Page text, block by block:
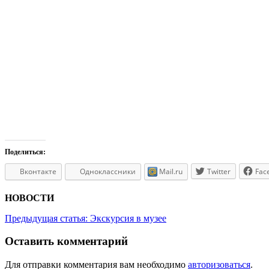
Поделиться:
Вконтакте Одноклассники Mail.ru Twitter
НОВОСТИ
Предыдущая статья: Экскурсия в музее
Оставить комментарий
Для отправки комментария вам необходимо авторизоваться.